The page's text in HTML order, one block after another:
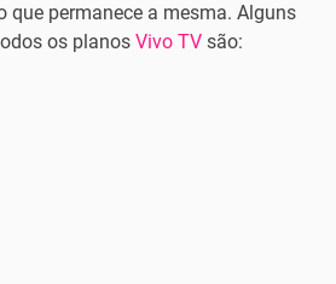
que permanece a mesma. Alguns
os planos Vivo TV são: